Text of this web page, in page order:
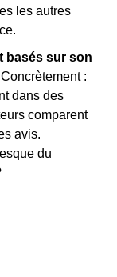
les autres
basés sur son
:
dans des
comparent
avis.
du